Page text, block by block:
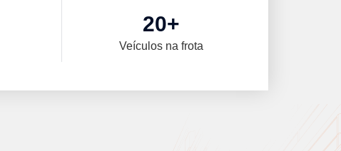
Veículos na frota
20+